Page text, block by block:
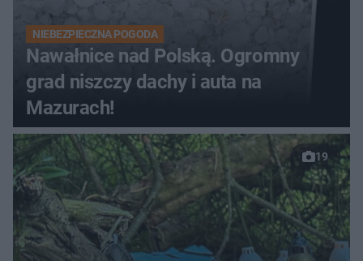
NIEBEZPIECZNA POGODA
Nawałnice nad Polską. Ogromny
grad niszczy dachy i auta na
Mazurach!
19